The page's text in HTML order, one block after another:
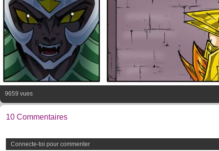
9659 vues
10 Commentaires
Connecte-toi pour commenter